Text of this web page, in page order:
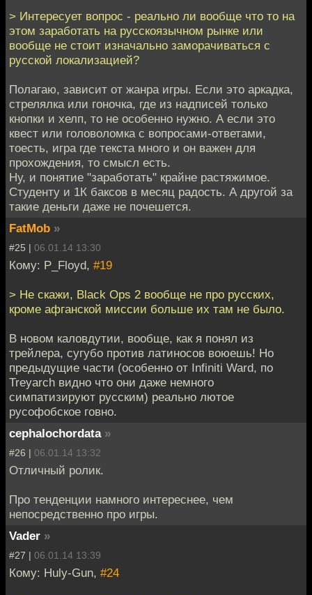
> Интересует вопрос - реально ли вообще что то на
этом заработать на русскоязычном рынке или
вообще не стоит изначально заморачиваться с
русской локализацией?
Полагаю, зависит от жанра игры. Если это аркадка,
стрелялка или гоночка, где из надписей только
кнопки и хелп, то не особенно нужно. А если это
квест или головоломка с вопросами-ответами,
тоесть, игра где текста много и он важен для
прохождения, то смысл есть.
Ну, и понятие "заработать" крайне растяжимое.
Студенту и 1К баксов в месяц радость. А другой за
такие деньги даже не почешется.
FatMob »
#25 | 06.01.14 13:30
Кому: P_Floyd, #19
> Не скажи, Black Ops 2 вообще не про русских,
кроме афганской миссии больше их там не было.
В новом каловдутии, вообще, как я понял из
трейлера, сугубо против латиносов воюешь! Но
предыдущие части (особенно от Infiniti Ward, по
Treyarch видно что они даже немного
симпатизируют русским) реально лютое
русофобское говно.
cephalochordata »
#26 | 06.01.14 13:32
Отличный ролик.
Про тенденции намного интереснее, чем
непосредственно про игры.
Vader »
#27 | 06.01.14 13:39
Кому: Huly-Gun, #24